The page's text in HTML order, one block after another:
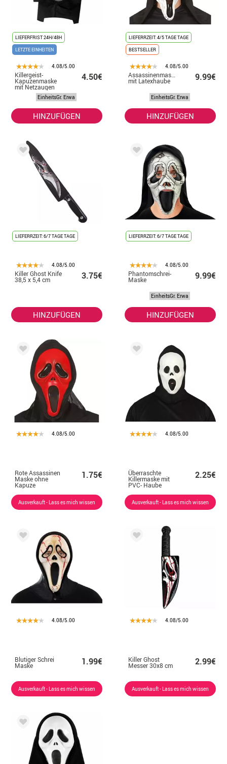
LIEFERFRIST 24H/48H
LETZTE EINHEITEN
4.08/5.00
Killergeist-
Kapuzenmaske
mit Netzaugen
4.50€
EinheitsGr. Erwa
HINZUFÜGEN
LIEFERRZEIT: 4/5 TAGE TAGE
BESTSELLER
4.08/5.00
Assassinenmaske
mit Latexhaube 9.99€
EinheitsGr. Erwa
HINZUFÜGEN
LIEFERRZEIT: 6/7 TAGE TAGE
4.08/5.00
Killer Ghost Knife
38,5 x 5,4 cm 3.75€
HINZUFÜGEN
LIEFERRZEIT: 6/7 TAGE TAGE
4.08/5.00
Phantomschrei-
Maske 9.99€
EinheitsGr. Erwa
HINZUFÜGEN
4.08/5.00
Rote Assassinen
Maske ohne
Kapuze
1.75€
Ausverkauft - Lass es mich wissen
4.08/5.00
Überraschte
Killermaske mit
PVC- Haube
2.25€
Ausverkauft - Lass es mich wissen
4.08/5.00
Blutiger Schrei
Maske 1.99€
Ausverkauft - Lass es mich wissen
4.08/5.00
Killer Ghost
Messer 30x8 cm 2.99€
Ausverkauft - Lass es mich wissen